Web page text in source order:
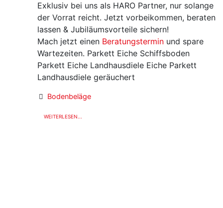
Exklusiv bei uns als HARO Partner, nur solange
der Vorrat reicht. Jetzt vorbeikommen, beraten
lassen & Jubiläumsvorteile sichern!
Mach jetzt einen Beratungstermin und spare
Wartezeiten. Parkett Eiche Schiffsboden
Parkett Eiche Landhausdiele Eiche Parkett
Landhausdiele geräuchert
Bodenbeläge
WEITERLESEN...